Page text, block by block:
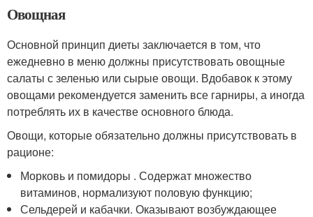
Овощная
Основной принцип диеты заключается в том, что
ежедневно в меню должны присутствовать овощные
салаты с зеленью или сырые овощи. Вдобавок к этому
овощами рекомендуется заменить все гарниры, а иногда
потреблять их в качестве основного блюда.
Овощи, которые обязательно должны присутствовать в
рационе:
Морковь и помидоры . Содержат множество
витаминов, нормализуют половую функцию;
Сельдерей и кабачки. Оказывают возбуждающее